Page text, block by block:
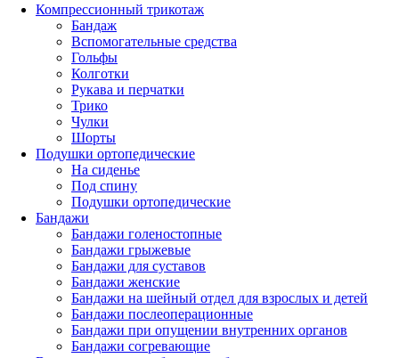
Компрессионный трикотаж
Бандаж
Вспомогательные средства
Гольфы
Колготки
Рукава и перчатки
Трико
Чулки
Шорты
Подушки ортопедические
На сиденье
Под спину
Подушки ортопедические
Бандажи
Бандажи голеностопные
Бандажи грыжевые
Бандажи для суставов
Бандажи женские
Бандажи на шейный отдел для взрослых и детей
Бандажи послеоперационные
Бандажи при опущении внутренних органов
Бандажи согревающие